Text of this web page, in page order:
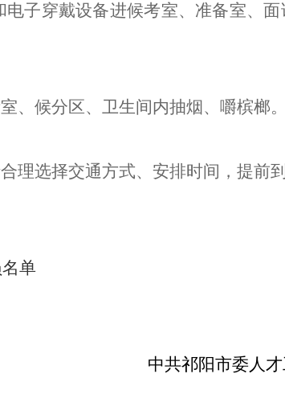
子穿戴设备进候考室、准备室、
、候分区、卫生间内抽烟、嚼槟榔。
理选择交通方式、安排时间，提前
单
中共祁阳市委人